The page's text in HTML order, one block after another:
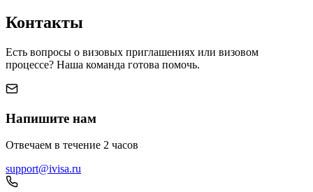
Контакты
Есть вопросы о визовых приглашениях или визовом
процессе? Наша команда готова помочь.
Напишите нам
Отвечаем в течение 2 часов
support@ivisa.ru